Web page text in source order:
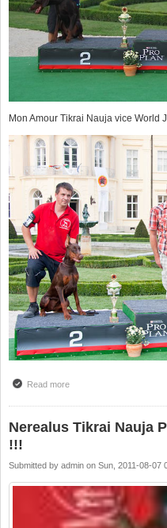
Mon Amour Tikrai Nauja vice World
Read moreabout IDC Dobermann
Nerealus Tikrai Nauja
!!!
Submitted by admin on Sun, 2011-08-07